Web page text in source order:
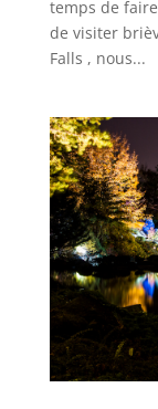
temps de
de visiter
Falls , nous...